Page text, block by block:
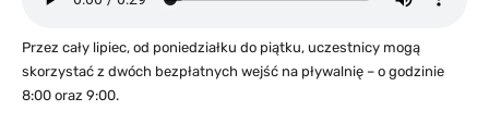
Przez cały lipiec, od poniedziałku do piątku, uczestnicy mogą
skorzystać z dwóch bezpłatnych wejść na pływalnię – o godzinie
8:00 oraz 9:00.